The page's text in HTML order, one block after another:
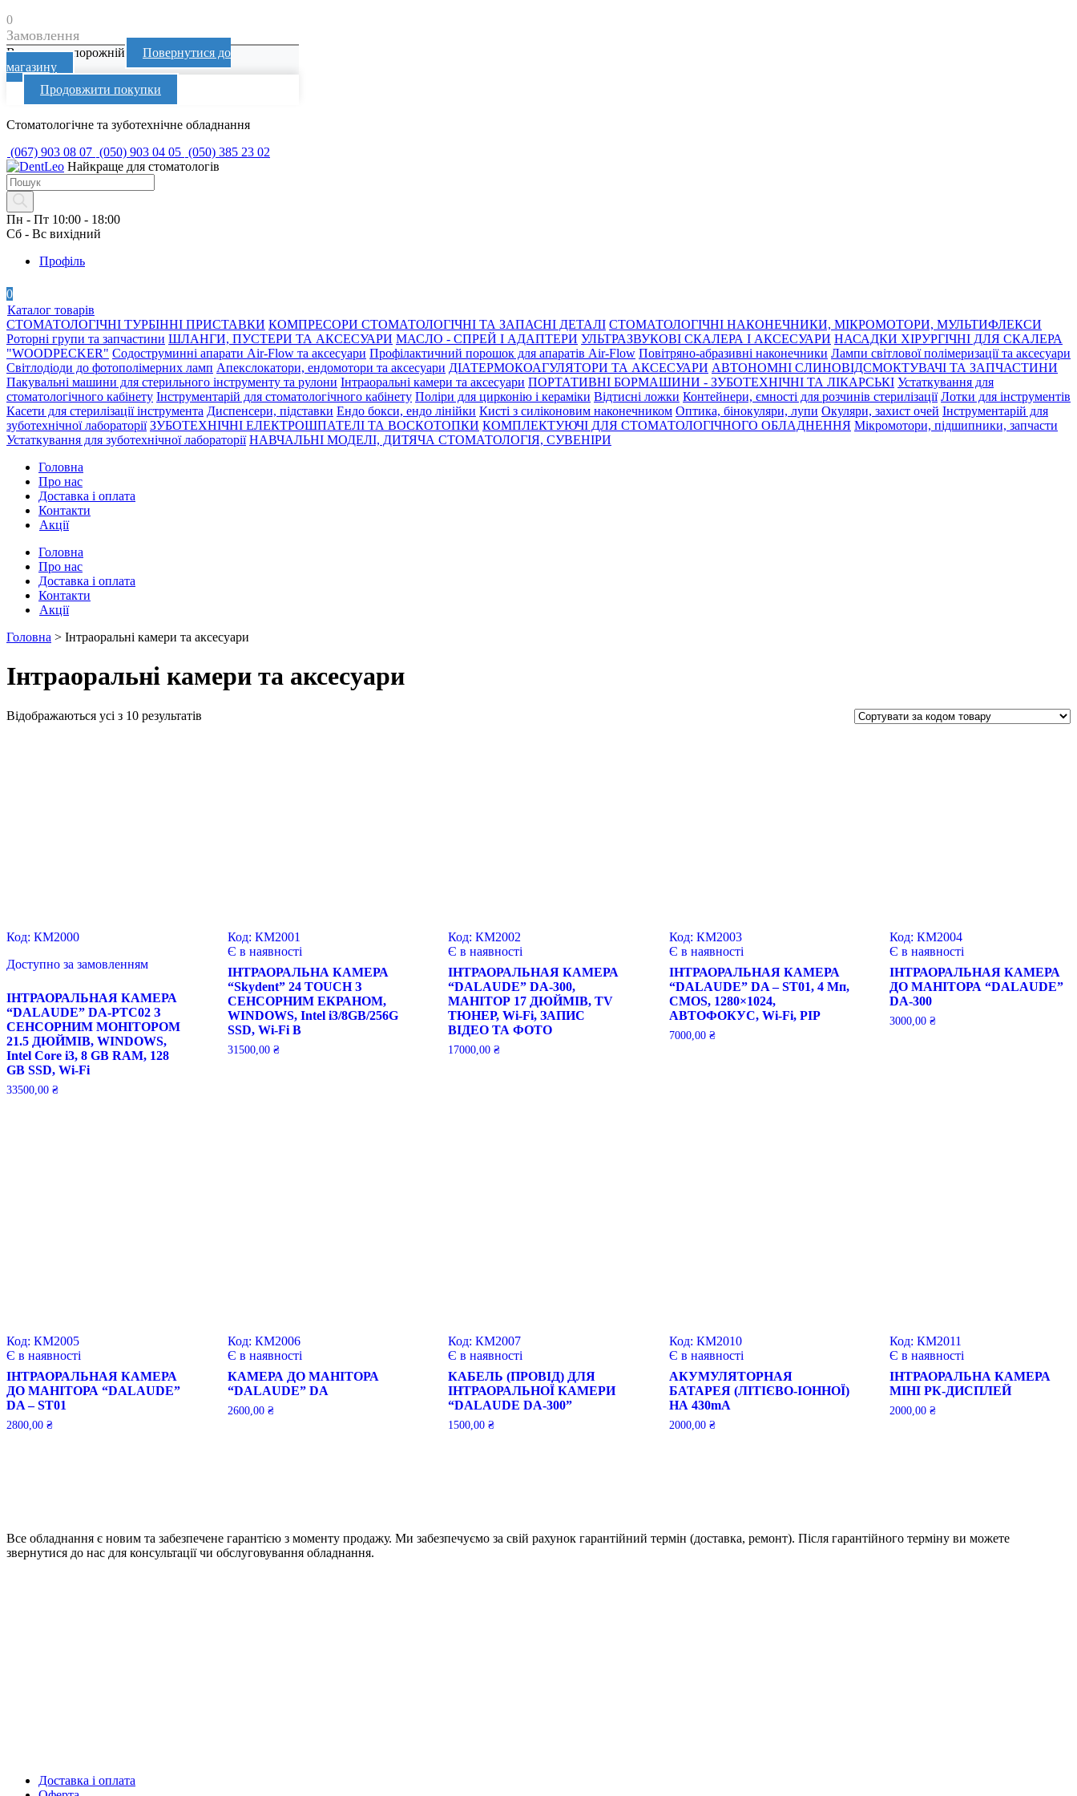
0
Замовлення
Ваш кошик порожній
Повернутися до
магазину
Продовжити покупки
Перейти
вмісту
Стоматологічне та зуботехнічне обладнання
(067) 903 08 07 (050) 903 04 05 (050) 385 23 02
Найкраще для стоматологів
Products
search
Пн - Пт 10:00 - 18:00
Сб - Вс вихідний
Профіль
0
Каталог товарів
СТОМАТОЛОГІЧНІ ТУРБІННІ ПРИСТАВКИ КОМПРЕСОРИ СТОМАТОЛОГІЧНІ ТА ЗАПАСНІ ДЕТАЛІ СТОМАТОЛОГІЧНІ НАКОНЕЧНИКИ, МІКРОМОТОРИ, МУЛЬТИФЛЕКСИ
Роторні групи та запчастини ШЛАНГИ, ПУСТЕРИ ТА АКСЕСУАРИ МАСЛО - СПРЕЙ І АДАПТЕРИ УЛЬТРАЗВУКОВІ СКАЛЕРА І АКСЕСУАРИ НАСАДКИ ХІРУРГІЧНІ ДЛЯ СКАЛЕРА
"WOODPECKER" Содоструминні апарати Air-Flow та аксесуари Профілактичний порошок для апаратів Air-Flow Повітряно-абразивні наконечники Лампи світлової полімеризації та аксесуари
Світлодіоди до фотополімерних ламп Апекслокатори, ендомотори та аксесуари ДІАТЕРМОКОАГУЛЯТОРИ ТА АКСЕСУАРИ АВТОНОМНІ СЛИНОВІДСМОКТУВАЧІ ТА ЗАПЧАСТИНИ
Пакувальні машини для стерильного інструменту та рулони Інтраоральні камери та аксесуари ПОРТАТИВНІ БОРМАШИНИ - ЗУБОТЕХНІЧНІ ТА ЛІКАРСЬКІ Устаткування для
стоматологічного кабінету Інструментарій для стоматологічного кабінету Поліри для цирконію і кераміки Відтисні ложки Контейнери, ємності для розчинів стерилізації Лотки для інструментів
Касети для стерилізації інструмента Диспенсери, підставки Ендо бокси, ендо лінійки Кисті з силіконовим наконечником Оптика, бінокуляри, лупи Окуляри, захист очей Інструментарій для
зуботехнічної лабораторії ЗУБОТЕХНІЧНІ ЕЛЕКТРОШПАТЕЛІ ТА ВОСКОТОПКИ КОМПЛЕКТУЮЧІ ДЛЯ СТОМАТОЛОГІЧНОГО ОБЛАДНЕННЯ Мікромотори, підшипники, запчасти
Устаткування для зуботехнічної лабораторії НАВЧАЛЬНІ МОДЕЛІ, ДИТЯЧА СТОМАТОЛОГІЯ, СУВЕНІРИ
Головна
Про нас
Доставка і оплата
Контакти
Акції
Головна
Про нас
Доставка і оплата
Контакти
Акції
Головна > Інтраоральні камери та аксесуари
Інтраоральні камери та аксесуари
Відображаються усі з 10 результатів
Код: КМ2000
Доступно за замовленням
ІНТРАОРАЛЬНАЯ КАМЕРА
“DALAUDE” DA-PTC02 З
СЕНСОРНИМ МОНІТОРОМ
21.5 ДЮЙМІВ, WINDOWS,
Intel Core i3, 8 GB RAM, 128
GB SSD, Wi-Fi
33500,00 ₴
Код: КМ2001
Є в наявності
ІНТРАОРАЛЬНА КАМЕРА
“Skydent” 24 TOUCH З
СЕНСОРНИМ ЕКРАНОМ,
WINDOWS, Intel i3/8GB/256G
SSD, Wi-Fi B
31500,00 ₴
Код:КМ2002
Є в наявності
ІНТРАОРАЛЬНАЯ КАМЕРА
“DALAUDE” DA-300,
МАНІТОР 17 ДЮЙМІВ, TV
ТЮНЕР, Wi-Fi, ЗАПИС
ВІДЕО ТА ФОТО
17000,00₴
Код: КМ2003
Є в наявності
ІНТРАОРАЛЬНАЯ КАМЕРА
“DALAUDE” DA – ST01, 4 Мп,
CMOS, 1280×1024,
АВТОФОКУС, Wi-Fi, PIP
7000,00 ₴
Код:КМ2004
Є в наявності
ІНТРАОРАЛЬНАЯ КАМЕРА
ДО МАНІТОРА “DALAUDE”
DA-300
3000,00₴
Код: КМ2005
Є в наявності
ІНТРАОРАЛЬНАЯ КАМЕРА
ДО МАНІТОРА “DALAUDE”
DA – ST01
2800,00 ₴
Код: КМ2006
Є в наявності
КАМЕРА ДО МАНІТОРА
“DALAUDE” DA
2600,00 ₴
Код:КМ2007
Є в наявності
КАБЕЛЬ (ПРОВІД) ДЛЯ
ІНТРАОРАЛЬНОЇ КАМЕРИ
“DALAUDE DA-300”
1500,00₴
Код: КМ2010
Є в наявності
АКУМУЛЯТОРНАЯ
БАТАРЕЯ (ЛІТІЄВО-ІОННОЇ)
НА 430mA
2000,00 ₴
Код:КМ2011
Є в наявності
ІНТРАОРАЛЬНА КАМЕРА
МІНІ РК-ДИСПЛЕЙ
2000,00₴
Все обладнання є новим та забезпечене гарантією з моменту продажу. Ми забезпечуємо за свій рахунок гарантійний термін (доставка, ремонт). Після гарантійного терміну ви можете
звернутися до нас для консультації чи обслуговування обладнання.
Доставка і оплата